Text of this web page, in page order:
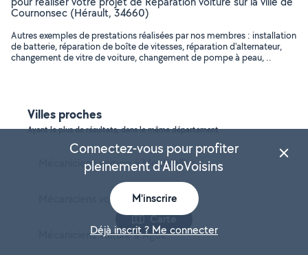
Cournonsec (Hérault, 34660)
Autres exemples de prestations réalisées par nos membres : installation
de batterie, réparation de boîte de vitesses, réparation d'alternateur,
changement de vitre de voiture, changement de pompe à peau, ..
Villes proches
Ayant le plus de résultats, dans le même département
Mécaniciens voiture à Montpellier
Mécaniciens voiture à Béziers
Mécaniciens voiture à Agde
Carte
Connectez-vous pour profiter
pleinement d'AlloVoisins
M'inscrire
Déjà inscrit ? Me connecter